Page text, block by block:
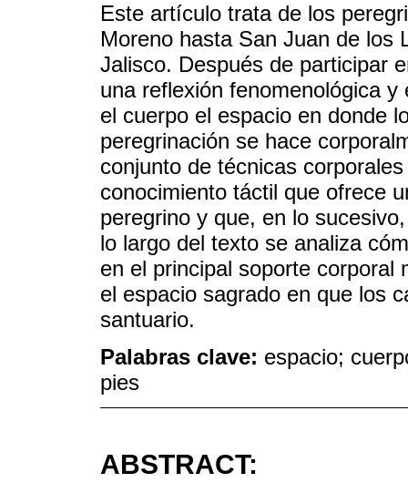
Este artículo trata de los
Moreno hasta San Juan de los
Jalisco. Después de participar
una reflexión fenomenológica
el cuerpo el espacio en donde
peregrinación se hace
conjunto de técnicas
conocimiento táctil que ofrece
peregrino y que, en lo
lo largo del texto se analiza
en el principal soporte corporal
el espacio sagrado en que los
santuario.
Palabras clave: espacio;
pies
ABSTRACT: